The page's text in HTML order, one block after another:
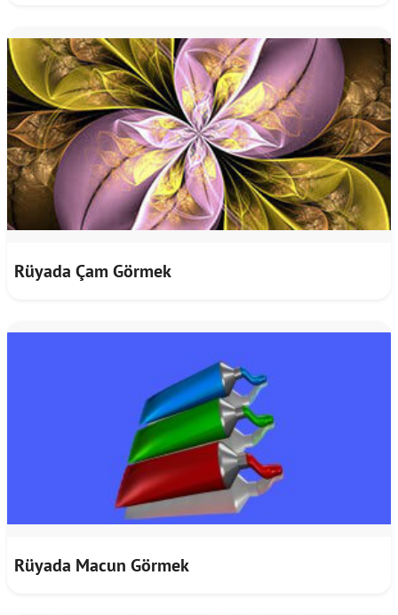
Rüyada Çam Görmek
Rüyada Macun Görmek